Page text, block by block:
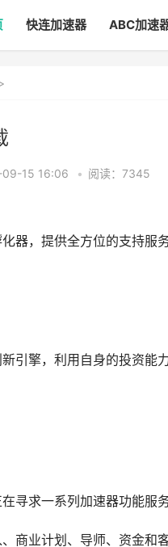
快连加速器 ABC加速
09-15 16:06 • 阅读：7345
器，提供全方位的支持服
引擎，利用自身的投资能
寻求一系列加速器功能服
商业计划、导师、资金和